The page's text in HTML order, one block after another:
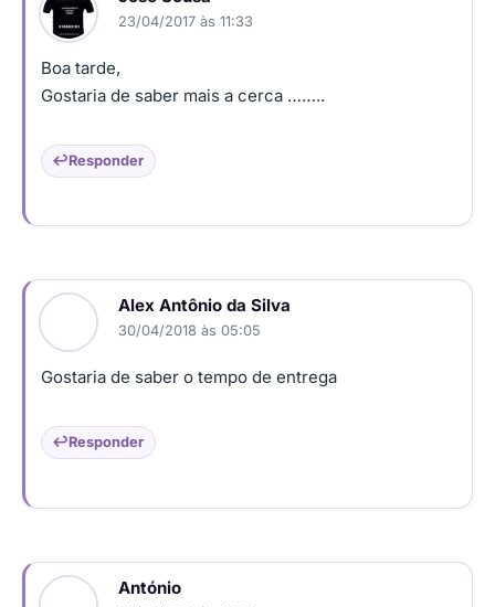
23/04/2017 às 11:33
Boa tarde,
Gostaria de saber mais a cerca ……..
Responder
Alex Antônio da Silva
30/04/2018 às 05:05
Gostaria de saber o tempo de entrega
Responder
António